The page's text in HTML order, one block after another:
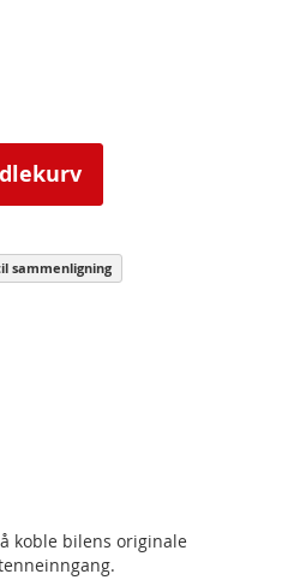
sammenligning
koble bilens originale